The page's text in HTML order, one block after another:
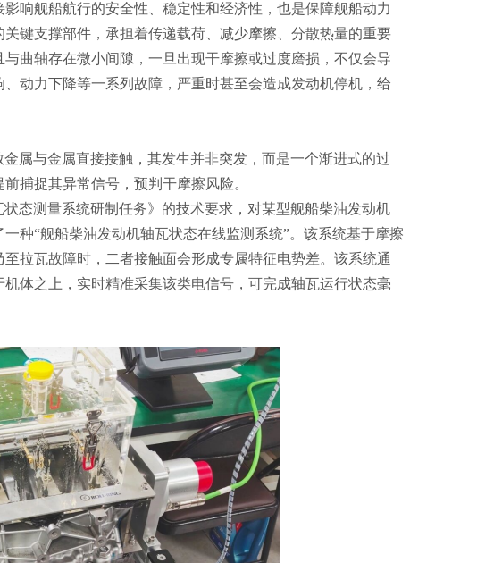
响舰船航行的安全性、稳定性和经济性，也是保障舰船动力
键支撑部件，承担着传递载荷、减少摩擦、分散热量的重要
曲轴存在微小间隙，一旦出现干摩擦或过度磨损，不仅会导
动力下降等一系列故障，严重时甚至会造成发动机停机，给
属与金属直接接触，其发生并非突发，而是一个渐进式的过
捕捉其异常信号，预判干摩擦风险。
态测量系统研制任务》的技术要求，对某型舰船柴油发动机
一种“舰船柴油发动机轴瓦状态在线监测系统”。该系统基于摩擦
拉瓦故障时，二者接触面会形成专属特征电势差。 该系统通
体之上，实时精准采集该类电信号，可完成轴瓦运行状态毫